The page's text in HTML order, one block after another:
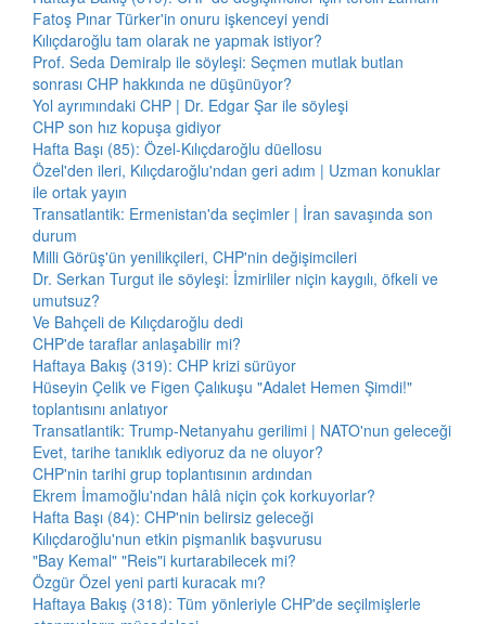
Fatoş Pınar Türker'in onuru işkenceyi yendi
Kılıçdaroğlu tam olarak ne yapmak istiyor?
Prof. Seda Demiralp ile söyleşi: Seçmen mutlak butlan
sonrası CHP hakkında ne düşünüyor?
Yol ayrımındaki CHP | Dr. Edgar Şar ile söyleşi
CHP son hız kopuşa gidiyor
Hafta Başı (85): Özel-Kılıçdaroğlu düellosu
Özel'den ileri, Kılıçdaroğlu'ndan geri adım | Uzman konuklar
ile ortak yayın
Transatlantik: Ermenistan'da seçimler | İran savaşında son
durum
Milli Görüş'ün yenilikçileri, CHP'nin değişimcileri
Dr. Serkan Turgut ile söyleşi: İzmirliler niçin kaygılı, öfkeli ve
umutsuz?
Ve Bahçeli de Kılıçdaroğlu dedi
CHP'de taraflar anlaşabilir mi?
Haftaya Bakış (319): CHP krizi sürüyor
Hüseyin Çelik ve Figen Çalıkuşu "Adalet Hemen Şimdi!"
toplantısını anlatıyor
Transatlantik: Trump-Netanyahu gerilimi | NATO'nun geleceği
Evet, tarihe tanıklık ediyoruz da ne oluyor?
CHP'nin tarihi grup toplantısının ardından
Ekrem İmamoğlu'ndan hâlâ niçin çok korkuyorlar?
Hafta Başı (84): CHP'nin belirsiz geleceği
Kılıçdaroğlu'nun etkin pişmanlık başvurusu
"Bay Kemal" "Reis"i kurtarabilecek mi?
Özgür Özel yeni parti kuracak mı?
Haftaya Bakış (318): Tüm yönleriyle CHP'de seçilmişlerle